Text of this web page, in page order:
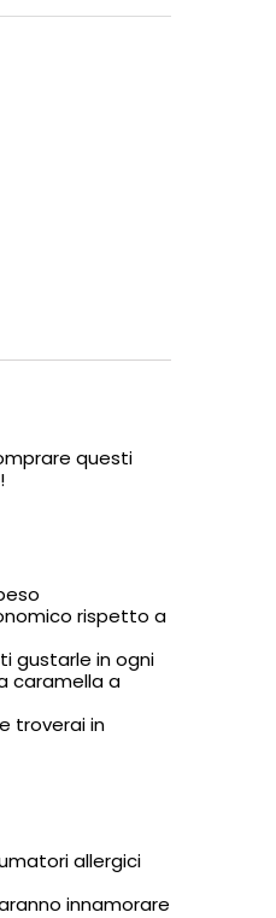
questi
rispetto a
gustarle in ogni
caramella a
troverai in
allergici
innamorare